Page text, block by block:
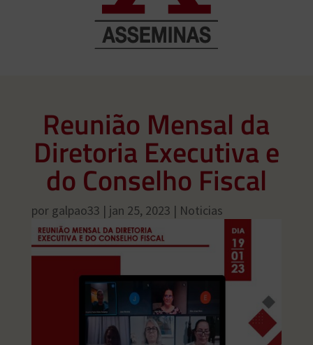
Reunião Mensal da
Diretoria Executiva e
do Conselho Fiscal
por galpao33 | jan 25, 2023 | Noticias